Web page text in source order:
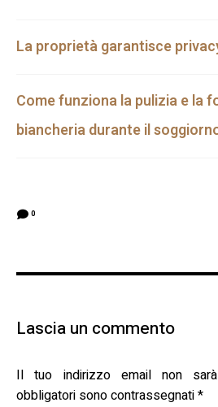
La proprietà garantisce
Come funziona la pulizia e la
biancheria durante il
0
Lascia un commento
Il tuo indirizzo email non sarà
obbligatori sono contrassegnati*